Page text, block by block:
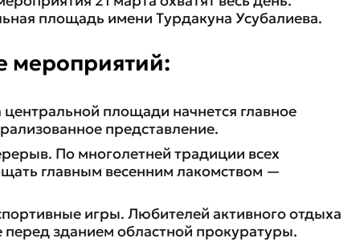
площадь имени Турдакуна Усубалиева.
мероприятий:
площади начнется главное
представление.
По многолетней традиции всех
главным весенним лакомством —
игры. Любителей активного отдыха
зданием областной прокуратуры.